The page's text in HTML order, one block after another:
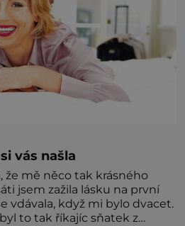
vás našla
že mě něco tak krásného
jsem zažila lásku na první
vdávala, když mi bylo dvacet.
to tak říkajíc sňatek z